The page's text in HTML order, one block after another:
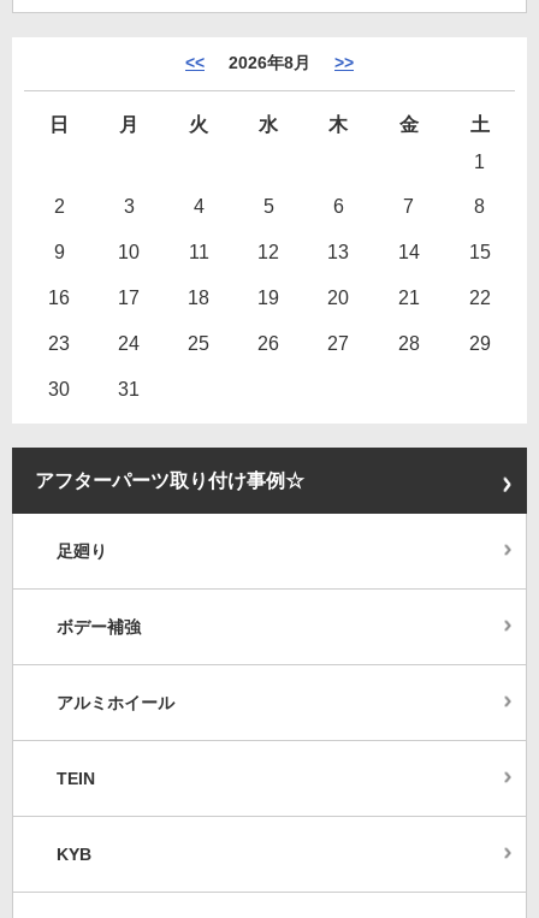
<< 2026年8月 >>
日 月 火 水 木 金
土
1
2 3 4 5 6 7 8
9 10 11 12 13 14 15
16 17 18 19 20 21 22
23 24 25 26 27 28 29
30 31
アフターパーツ取り付け事例☆
足廻り
ボデー補強
アルミホイール
TEIN
KYB